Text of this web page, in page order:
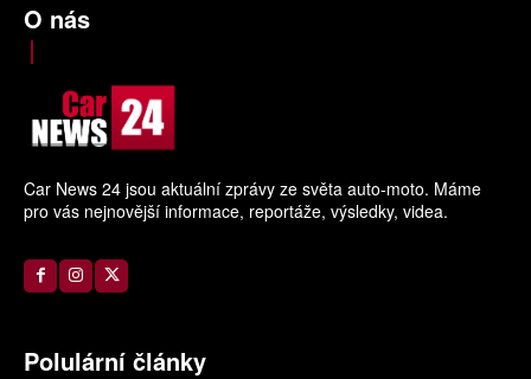
O nás
Car News 24 jsou aktuální zprávy ze světa auto-moto. Máme
pro vás nejnovější informace, reportáže, výsledky, videa.
Polulární články